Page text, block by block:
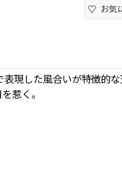
お気
現した風合いが特徴的
惹く。